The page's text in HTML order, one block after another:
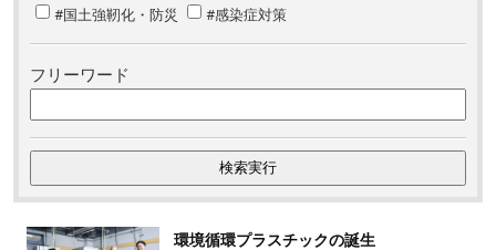
#国土強靭化・防災
#感染症対策
フリーワード
環境循環プラスチックの誕生